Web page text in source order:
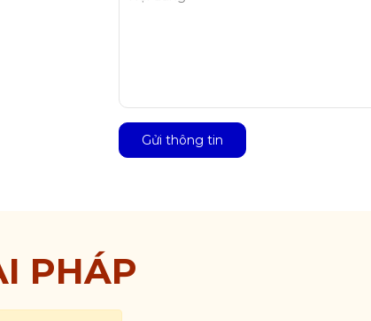
Gửi thông tin
PHÁP